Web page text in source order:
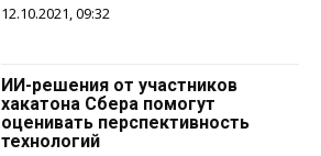
12.10.2021, 09:32
ИИ-решения от участников
хакатона Сбера помогут
оценивать перспективность
технологий